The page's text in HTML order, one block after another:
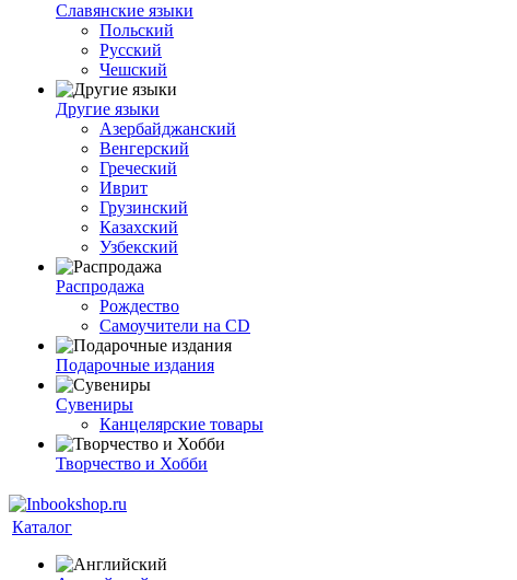
Славянские языки
Польский
Русский
Чешский
Другие языки
Азербайджанский
Венгерский
Греческий
Иврит
Грузинский
Казахский
Узбекский
Распродажа
Рождество
Самоучители на CD
Подарочные издания
Сувениры
Канцелярские товары
Творчество и Хобби
Каталог